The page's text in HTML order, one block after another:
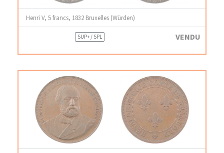
Henri V, 5 francs, 1832 Bruxelles (Würden)
SUP+ / SPL VENDU